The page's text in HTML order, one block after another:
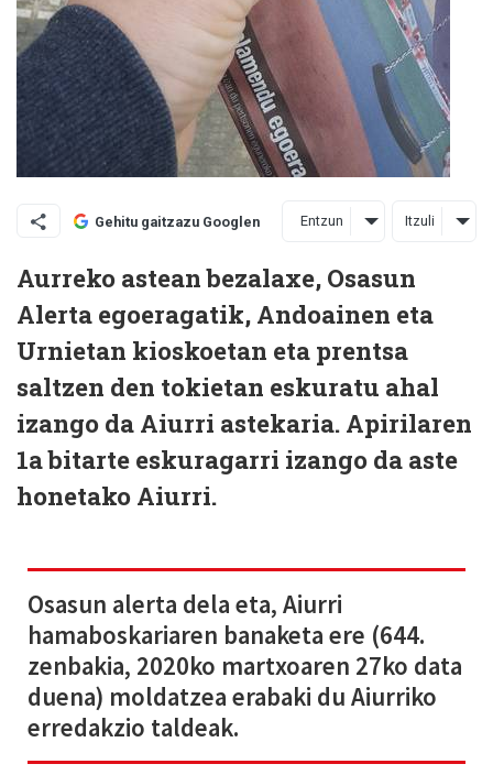
Gehitu gaitzazu Googlen Entzun Itzuli
Aurreko astean bezalaxe, Osasun
Alerta egoeragatik, Andoainen eta
Urnietan kioskoetan eta prentsa
saltzen den tokietan eskuratu ahal
izango da Aiurri astekaria. Apirilaren
1a bitarte eskuragarri izango da aste
honetako Aiurri.
Osasun alerta dela eta, Aiurri
hamaboskariaren banaketa ere (644.
zenbakia, 2020ko martxoaren 27ko data
duena) moldatzea erabaki du Aiurriko
erredakzio taldeak.